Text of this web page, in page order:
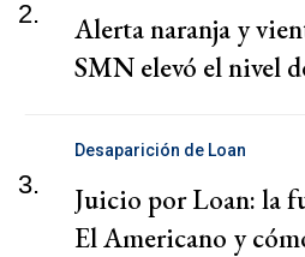
2.
Alerta naranja y
SMN elevó el nivel
3.
Desaparición de Loan
Juicio por Loan: la
El Americano y